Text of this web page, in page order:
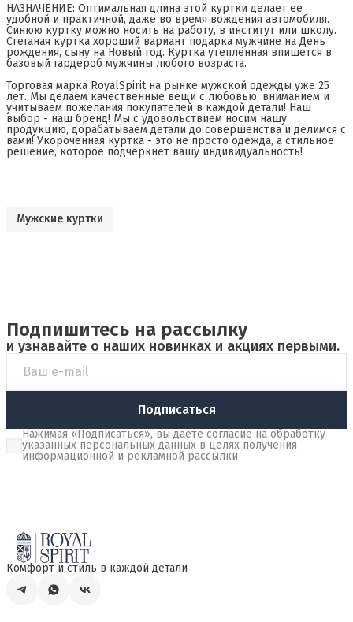
НАЗНАЧЕНИЕ: Оптимальная длина этой куртки делает ее
удобной и практичной, даже во время вождения автомобиля.
Синюю куртку можно носить на работу, в институт или школу.
Стеганая куртка хороший вариант подарка мужчине на День
рождения, сыну на Новый год. Куртка утеплённая впишется в
базовый гардероб мужчины любого возраста.
Торговая марка RoyalSpirit на рынке мужской одежды уже 25
лет. Мы делаем качественные вещи с любовью, вниманием и
учитываем пожелания покупателей в каждой детали! Наш
выбор - наш бренд! Мы с удовольствием носим нашу
продукцию, дорабатываем детали до совершенства и делимся с
вами! Укороченная куртка - это не просто одежда, а стильное
решение, которое подчеркнёт вашу индивидуальность!
Мужские куртки
Подпишитесь на рассылку
и узнавайте о наших новинках и акциях первыми.
Подписаться
Нажимая «Подписаться», вы даете согласие на обработку
указанных персональных данных в целях получения
информационной и рекламной рассылки
Комфорт и стиль в каждой детали